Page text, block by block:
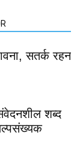
सतर्क रहन
शब्द